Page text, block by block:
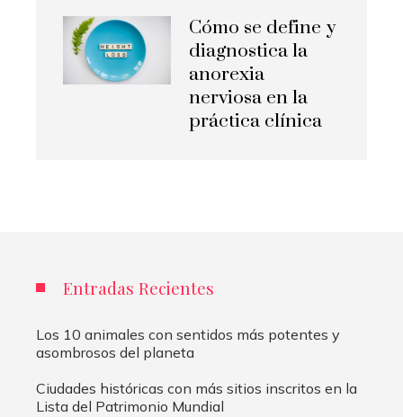
Cómo se define y
diagnostica la
anorexia
nerviosa en la
práctica clínica
Entradas Recientes
Los 10 animales con sentidos más potentes y
asombrosos del planeta
Ciudades históricas con más sitios inscritos en la
Lista del Patrimonio Mundial